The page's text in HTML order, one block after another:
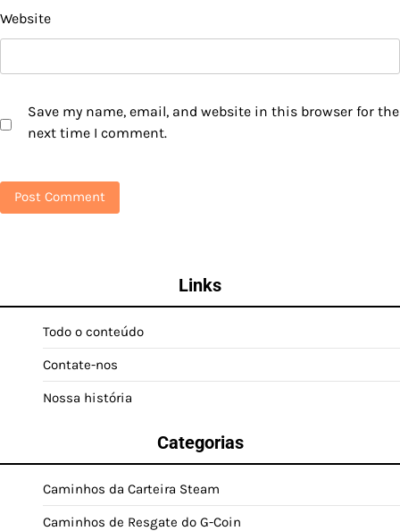
Website
Save my name, email, and website in this browser for the
next time I comment.
Links
Todo o conteúdo
Contate-nos
Nossa história
Categorias
Caminhos da Carteira Steam
Caminhos de Resgate do G-Coin